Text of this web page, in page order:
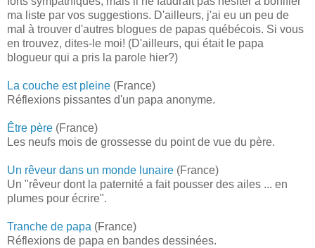
ma liste par vos suggestions. D'ailleurs, j'ai eu un peu de
mal à trouver d'autres blogues de papas québécois. Si vous
en trouvez, dites-le moi! (D'ailleurs, qui était le papa
blogueur qui a pris la parole hier?)
La couche est pleine (France)
Réflexions pissantes d'un papa anonyme.
Être père (France)
Les neufs mois de grossesse du point de vue du père.
Un rêveur dans un monde lunaire (France)
Un "rêveur dont la paternité a fait pousser des ailes ... en
plumes pour écrire".
Tranche de papa (France)
Réflexions de papa en bandes dessinées.